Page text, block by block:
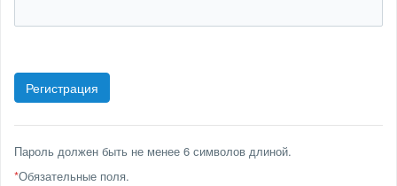
Пароль должен быть не менее 6 символов длиной.
*Обязательные поля.